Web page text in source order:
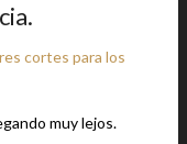
cortes para los
muy lejos.